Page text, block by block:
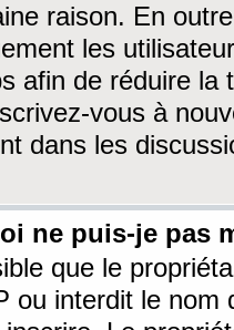
raison. En
les
afin de réduire la
vous à
dans les
ne puis-je pas
que le
ou interdit le nom